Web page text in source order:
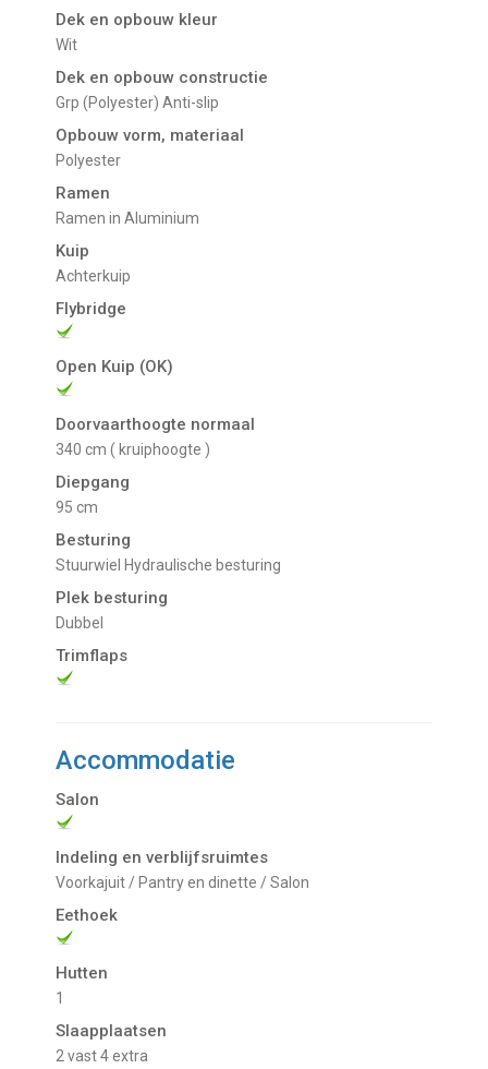
Dek en opbouw kleur
Wit
Dek en opbouw constructie
Grp (Polyester) Anti-slip
Opbouw vorm, materiaal
Polyester
Ramen
ramen in Aluminium
Kuip
Achterkuip
Flybridge
Open Kuip (OK)
Doorvaarthoogte normaal
340 cm ( kruiphoogte )
Diepgang
95 cm
Besturing
Stuurwiel Hydraulische besturing
Plek besturing
Dubbel
Trimflaps
Accommodatie
Salon
Indeling en verblijfsruimtes
Voorkajuit / Pantry en dinette / Salon
Eethoek
Hutten
1
Slaapplaatsen
2 vast 4 extra